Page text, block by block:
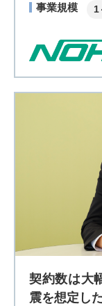
事業規模 1
契約数は大
震を想定し